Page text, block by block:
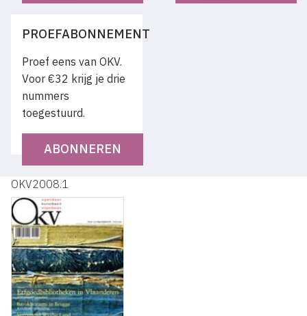
PROEFABONNEMENT
Proef eens van OKV.
Voor €32 krijg je drie
nummers
toegestuurd.
ABONNEREN
OKV2008.1